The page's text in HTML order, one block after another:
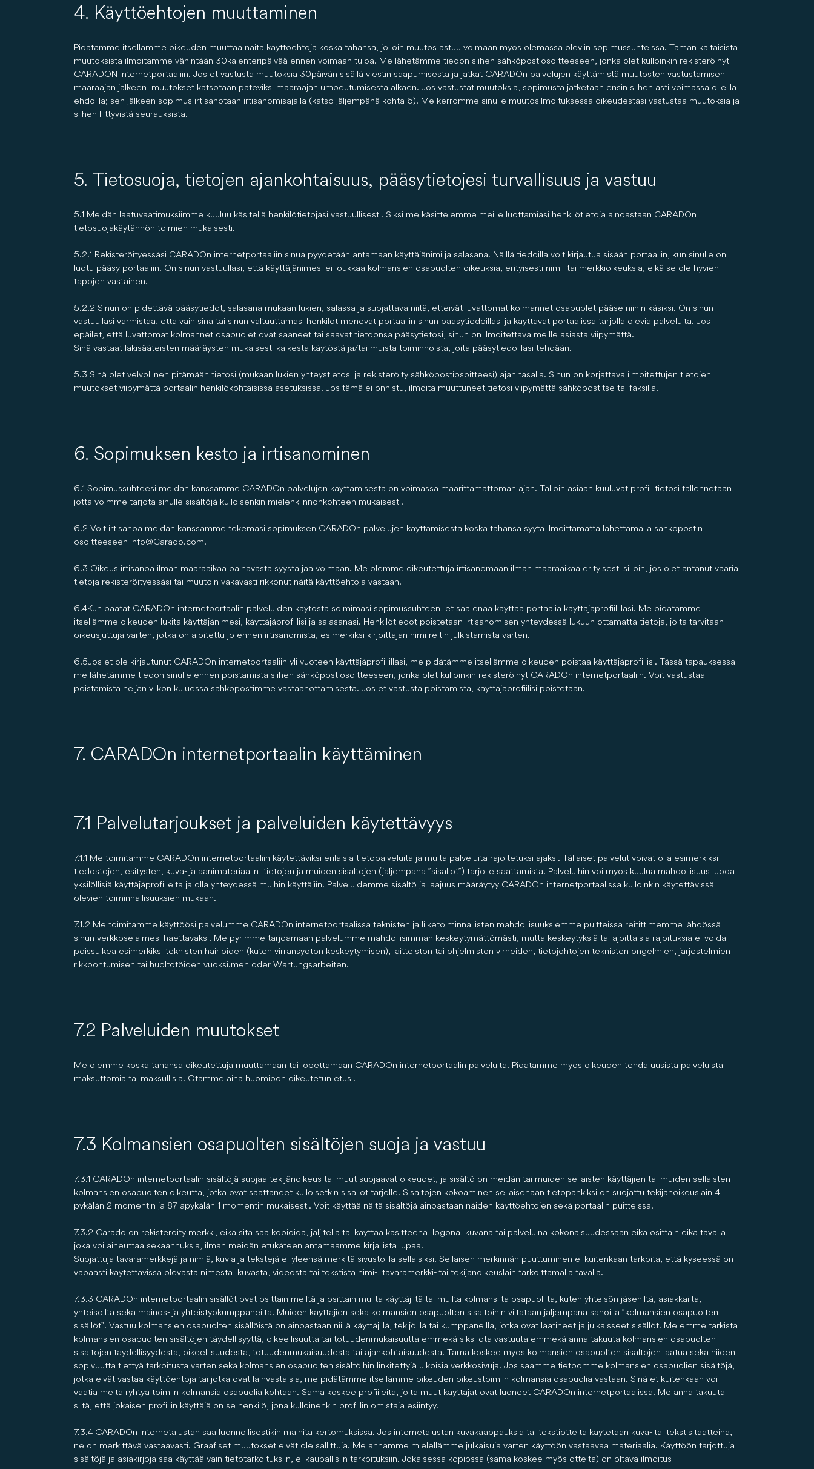
4. Käyttöehtojen muuttaminen
Pidätämme itsellämme oikeuden muuttaa näitä käyttöehtoja koska tahansa, jolloin muutos astuu voimaan myös olemassa oleviin sopimussuhteissa. Tämän kaltaisista
muutoksista ilmoitamme vähintään 30 kalenteripäivää ennen voimaan tuloa. Me lähetämme tiedon siihen sähköpostiosoitteeseen, jonka olet kulloinkin rekisteröinyt
CARADON internetportaaliin. Jos et vastusta muutoksia 30 päivän sisällä viestin saapumisesta ja jatkat CARADOn palvelujen käyttämistä muutosten vastustamisen
määräajan jälkeen, muutokset katsotaan päteviksi määräajan umpeutumisesta alkaen. Jos vastustat muutoksia, sopimusta jatketaan ensin siihen asti voimassa olleilla
ehdoilla; sen jälkeen sopimus irtisanotaan irtisanomisajalla (katso jäljempänä kohta 6). Me kerromme sinulle muutosilmoituksessa oikeudestasi vastustaa muutoksia ja
siihen liittyvistä seurauksista.
5. Tietosuoja, tietojen ajankohtaisuus, pääsytietojesi turvallisuus ja vastuu
5.1 Meidän laatuvaatimuksiimme kuuluu käsitellä henkilötietojasi vastuullisesti. Siksi me käsittelemme meille luottamiasi henkilötietoja ainoastaan CARADOn
tietosuojakäytännön toimien mukaisesti.
5.2.1 Rekisteröityessäsi CARADOn internetportaaliin sinua pyydetään antamaan käyttäjänimi ja salasana. Näillä tiedoilla voit kirjautua sisään portaaliin, kun sinulle on
luotu pääsy portaaliin. On sinun vastuullasi, että käyttäjänimesi ei loukkaa kolmansien osapuolten oikeuksia, erityisesti nimi- tai merkkioikeuksia, eikä se ole hyvien
tapojen vastainen.
5.2.2 Sinun on pidettävä pääsytiedot, salasana mukaan lukien, salassa ja suojattava niitä, etteivät luvattomat kolmannet osapuolet pääse niihin käsiksi. On sinun
vastuullasi varmistaa, että vain sinä tai sinun valtuuttamasi henkilöt menevät portaaliin sinun pääsytiedoillasi ja käyttävät portaalissa tarjolla olevia palveluita. Jos
epäilet, että luvattomat kolmannet osapuolet ovat saaneet tai saavat tietoonsa pääsytietosi, sinun on ilmoitettava meille asiasta viipymättä.
Sinä vastaat lakisääteisten määräysten mukaisesti kaikesta käytöstä ja/tai muista toiminnoista, joita pääsytiedoillasi tehdään.
5.3 Sinä olet velvollinen pitämään tietosi (mukaan lukien yhteystietosi ja rekisteröity sähköpostiosoitteesi) ajan tasalla. Sinun on korjattava ilmoitettujen tietojen
muutokset viipymättä portaalin henkilökohtaisissa asetuksissa. Jos tämä ei onnistu, ilmoita muuttuneet tietosi viipymättä sähköpostitse tai faksilla.
6. Sopimuksen kesto ja irtisanominen
6.1 Sopimussuhteesi meidän kanssamme CARADOn palvelujen käyttämisestä on voimassa määrittämättömän ajan. Tällöin asiaan kuuluvat profiilitietosi tallennetaan,
jotta voimme tarjota sinulle sisältöjä kulloisenkin mielenkiinnonkohteen mukaisesti.
6.2 Voit irtisanoa meidän kanssamme tekemäsi sopimuksen CARADOn palvelujen käyttämisestä koska tahansa syytä ilmoittamatta lähettämällä sähköpostin
osoitteeseen info@Carado.com.
6.3 Oikeus irtisanoa ilman määräaikaa painavasta syystä jää voimaan. Me olemme oikeutettuja irtisanomaan ilman määräaikaa erityisesti silloin, jos olet antanut vääriä
tietoja rekisteröityessäsi tai muutoin vakavasti rikkonut näitä käyttöehtoja vastaan.
6.4 Kun päätät CARADOn internetportaalin palveluiden käytöstä solmimasi sopimussuhteen, et saa enää käyttää portaalia käyttäjäprofiilillasi. Me pidätämme
itsellämme oikeuden lukita käyttäjänimesi, käyttäjäprofiilisi ja salasanasi. Henkilötiedot poistetaan irtisanomisen yhteydessä lukuun ottamatta tietoja, joita tarvitaan
oikeusjuttuja varten, jotka on aloitettu jo ennen irtisanomista, esimerkiksi kirjoittajan nimi reitin julkistamista varten.
6.5 Jos et ole kirjautunut CARADOn internetportaaliin yli vuoteen käyttäjäprofiilillasi, me pidätämme itsellämme oikeuden poistaa käyttäjäprofiilisi. Tässä tapauksessa
me lähetämme tiedon sinulle ennen poistamista siihen sähköpostiosoitteeseen, jonka olet kulloinkin rekisteröinyt CARADOn internetportaaliin. Voit vastustaa
poistamista neljän viikon kuluessa sähköpostimme vastaanottamisesta. Jos et vastusta poistamista, käyttäjäprofiilisi poistetaan.
7. CARADOn internetportaalin käyttäminen
7.1 Palvelutarjoukset ja palveluiden käytettävyys
7.1.1 Me toimitamme CARADOn internetportaaliin käytettäviksi erilaisia tietopalveluita ja muita palveluita rajoitetuksi ajaksi. Tällaiset palvelut voivat olla esimerkiksi
tiedostojen, esitysten, kuva- ja äänimateriaalin, tietojen ja muiden sisältöjen (jäljempänä ”sisällöt”) tarjolle saattamista. Palveluihin voi myös kuulua mahdollisuus luoda
yksilöllisiä käyttäjäprofiileita ja olla yhteydessä muihin käyttäjiin. Palveluidemme sisältö ja laajuus määräytyy CARADOn internetportaalissa kulloinkin käytettävissä
olevien toiminnallisuuksien mukaan.
7.1.2 Me toimitamme käyttöösi palvelumme CARADOn internetportaalissa teknisten ja liiketoiminnallisten mahdollisuuksiemme puitteissa reitittimemme lähdössä
sinun verkkoselaimesi haettavaksi. Me pyrimme tarjoamaan palvelumme mahdollisimman keskeytymättömästi, mutta keskeytyksiä tai ajoittaisia rajoituksia ei voida
poissulkea esimerkiksi teknisten häiriöiden (kuten virransyötön keskeytymisen), laitteiston tai ohjelmiston virheiden, tietojohtojen teknisten ongelmien, järjestelmien
rikkoontumisen tai huoltotöiden vuoksi.men oder Wartungsarbeiten.
7.2 Palveluiden muutokset
Me olemme koska tahansa oikeutettuja muuttamaan tai lopettamaan CARADOn internetportaalin palveluita. Pidätämme myös oikeuden tehdä uusista palveluista
maksuttomia tai maksullisia. Otamme aina huomioon oikeutetun etusi.
7.3 Kolmansien osapuolten sisältöjen suoja ja vastuu
7.3.1 CARADOn internetportaalin sisältöjä suojaa tekijänoikeus tai muut suojaavat oikeudet, ja sisältö on meidän tai muiden sellaisten käyttäjien tai muiden sellaisten
kolmansien osapuolten oikeutta, jotka ovat saattaneet kulloisetkin sisällöt tarjolle. Sisältöjen kokoaminen sellaisenaan tietopankiksi on suojattu tekijänoikeuslain 4
pykälän 2 momentin ja 87 a pykälän 1 momentin mukaisesti. Voit käyttää näitä sisältöjä ainoastaan näiden käyttöehtojen sekä portaalin puitteissa.
7.3.2 Carado on rekisteröity merkki, eikä sitä saa kopioida, jäljitellä tai käyttää käsitteenä, logona, kuvana tai palveluina kokonaisuudessaan eikä osittain eikä tavalla,
joka voi aiheuttaa sekaannuksia, ilman meidän etukäteen antamaamme kirjallista lupaa.
Suojattuja tavaramerkkejä ja nimiä, kuvia ja tekstejä ei yleensä merkitä sivustoilla sellaisiksi. Sellaisen merkinnän puuttuminen ei kuitenkaan tarkoita, että kyseessä on
vapaasti käytettävissä olevasta nimestä, kuvasta, videosta tai tekstistä nimi-, tavaramerkki- tai tekijänoikeuslain tarkoittamalla tavalla.
7.3.3 CARADOn internetportaalin sisällöt ovat osittain meiltä ja osittain muilta käyttäjiltä tai muilta kolmansilta osapuolilta, kuten yhteisön jäseniltä, asiakkailta,
yhteisöiltä sekä mainos- ja yhteistyökumppaneilta. Muiden käyttäjien sekä kolmansien osapuolten sisältöihin viitataan jäljempänä sanoilla ”kolmansien osapuolten
sisällöt”. Vastuu kolmansien osapuolten sisällöistä on ainoastaan niillä käyttäjillä, tekijöillä tai kumppaneilla, jotka ovat laatineet ja julkaisseet sisällöt. Me emme tarkista
kolmansien osapuolten sisältöjen täydellisyyttä, oikeellisuutta tai totuudenmukaisuutta emmekä siksi ota vastuuta emmekä anna takuuta kolmansien osapuolten
sisältöjen täydellisyydestä, oikeellisuudesta, totuudenmukaisuudesta tai ajankohtaisuudesta. Tämä koskee myös kolmansien osapuolten sisältöjen laatua sekä niiden
sopivuutta tiettyä tarkoitusta varten sekä kolmansien osapuolten sisältöihin linkitettyjä ulkoisia verkkosivuja. Jos saamme tietoomme kolmansien osapuolien sisältöjä,
jotka eivät vastaa käyttöehtoja tai jotka ovat lainvastaisia, me pidätämme itsellämme oikeuden oikeustoimiin kolmansia osapuolia vastaan. Sinä et kuitenkaan voi
vaatia meitä ryhtyä toimiin kolmansia osapuolia kohtaan. Sama koskee profiileita, joita muut käyttäjät ovat luoneet CARADOn internetportaalissa. Me anna takuuta
siitä, että jokaisen profiilin käyttäjä on se henkilö, jona kulloinenkin profiilin omistaja esiintyy.
7.3.4 CARADOn internetalustan saa luonnollisestikin mainita kertomuksissa. Jos internetalustan kuvakaappauksia tai tekstiotteita käytetään kuva- tai tekstisitaatteina,
ne on merkittävä vastaavasti. Graafiset muutokset eivät ole sallittuja. Me annamme mielellämme julkaisuja varten käyttöön vastaavaa materiaalia. Käyttöön tarjottuja
sisältöjä ja asiakirjoja saa käyttää vain tietotarkoituksiin, ei kaupallisiin tarkoituksiin. Jokaisessa kopiossa (sama koskee myös otteita) on oltava ilmoitus